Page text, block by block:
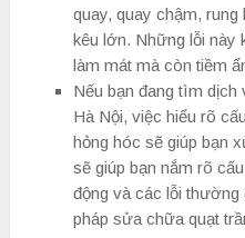
quay, quay chậm, rung
kêu lớn. Những lỗi này
làm mát mà còn tiềm
Nếu bạn đang tìm
Hà Nội, việc hiểu rõ
hỏng hóc sẽ giúp bạn
sẽ giúp bạn nắm rõ
động và các lỗi
pháp sửa chữa quạt